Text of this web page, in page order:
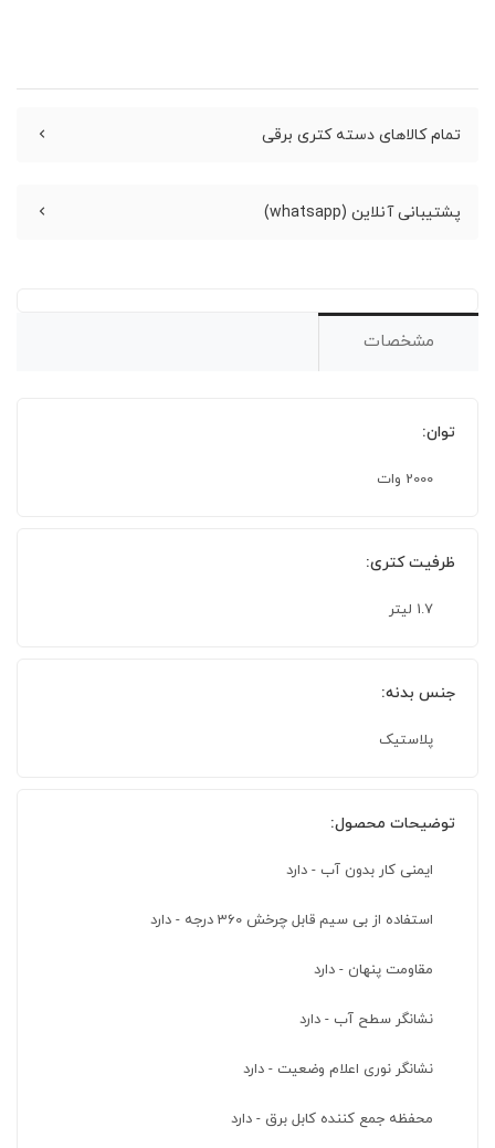
تمام کالاهای دسته کتری برقی
پشتیبانی آنلاین (whatsapp)
مشخصات
توان:
2000 وات
ظرفیت کتری:
1.7 لیتر
جنس بدنه:
پلاستیک
توضیحات محصول:
ایمنی کار بدون آب - دارد
استفاده از بی سیم قابل چرخش 360 درجه - دارد
مقاومت پنهان - دارد
نشانگر سطح آب - دارد
نشانگر نوری اعلام وضعیت - دارد
محفظه جمع کننده کابل برق - دارد